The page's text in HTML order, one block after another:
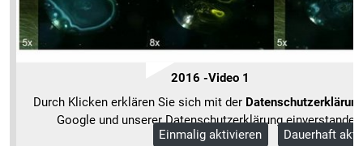
2016 -Video 1
Durch Klicken erklären Sie sich mit der
Google und unserer Datenschutzerklärung
Mehr Informationen
Einmalig aktivieren Dauerhaft